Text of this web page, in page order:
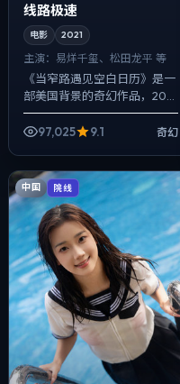
线路极速
电影 2021
主演： 易烊千玺、松田龙平 等
《当窄路遇见空白日历》是一
部美国背景的奇幻作品，2021
年公映，由杜琪峰执导，易烊
千玺、松田龙平、段奕宏等主
97,025 9.1 奇幻
中国 院线